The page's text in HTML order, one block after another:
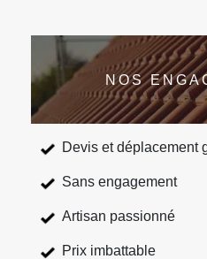
NOS
Devis et déplacement
Sans engagement
Artisan passionné
Prix imbattable